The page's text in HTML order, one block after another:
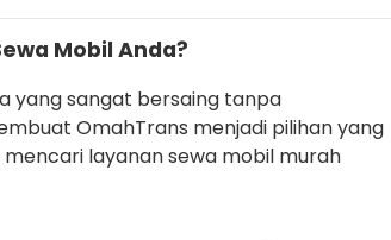
Mobil Anda?
yang sangat bersaing tanpa
OmahTrans menjadi pilihan yang
layanan sewa mobil murah